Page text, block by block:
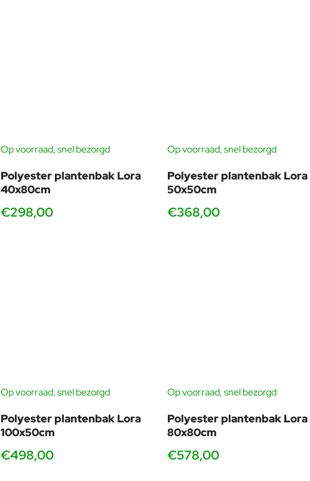
Op voorraad, snel bezorgd
Polyester plantenbak Lora
40x80cm
€298,00
Op voorraad, snel bezorgd
Polyester plantenbak Lora
50x50cm
€368,00
Op voorraad, snel bezorgd
Polyester plantenbak Lora
100x50cm
€498,00
Op voorraad, snel bezorgd
Polyester plantenbak Lora
80x80cm
€578,00